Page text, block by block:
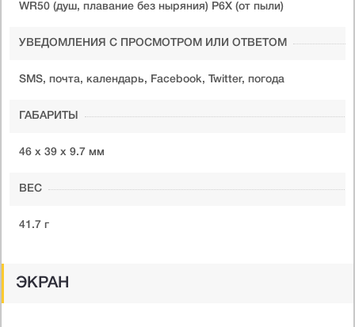
WR50 (душ, плавание без ныряния) P6X (от пыли)
УВЕДОМЛЕНИЯ С ПРОСМОТРОМ ИЛИ ОТВЕТОМ
SMS, почта, календарь, Facebook, Twitter, погода
ГАБАРИТЫ
46 х 39 х 9.7 мм
ВЕС
41.7 г
ЭКРАН